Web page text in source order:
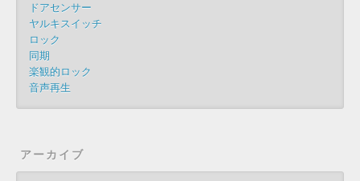
ドアセンサー
ヤルキスイッチ
ロック
同期
楽観的ロック
音声再生
アーカイブ